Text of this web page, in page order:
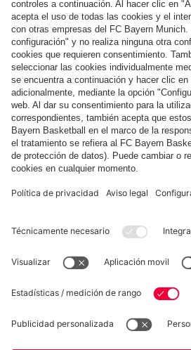
TIENDA
ONLINE
¡Disponible
la nueva
primera
equipación
para la
2025/26!
OFERTA
VENTILADOR
FC Bayern
Múnich
Tarjetas de
autógrafos
AFICIÓN
Clubs
de fans
MYFCBAYERN
Descubre tu
espacio
personal para
fans
Colaborador
Museum
Aviso legal
Política de privacidad
Sistema de denuncia
Contacto